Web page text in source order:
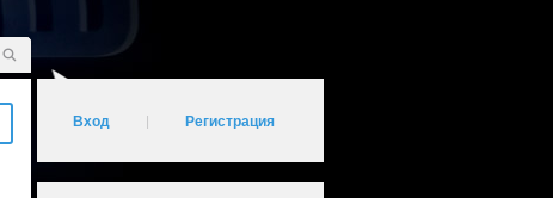
Вход Регистрация